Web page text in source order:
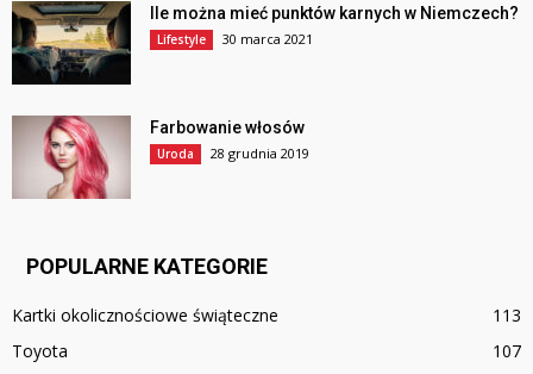
Ile można mieć punktów karnych w Niemczech?
Lifestyle 30 marca 2021
Farbowanie włosów
Uroda 28 grudnia 2019
POPULARNE KATEGORIE
Kartki okolicznościowe świąteczne
113
Toyota
107